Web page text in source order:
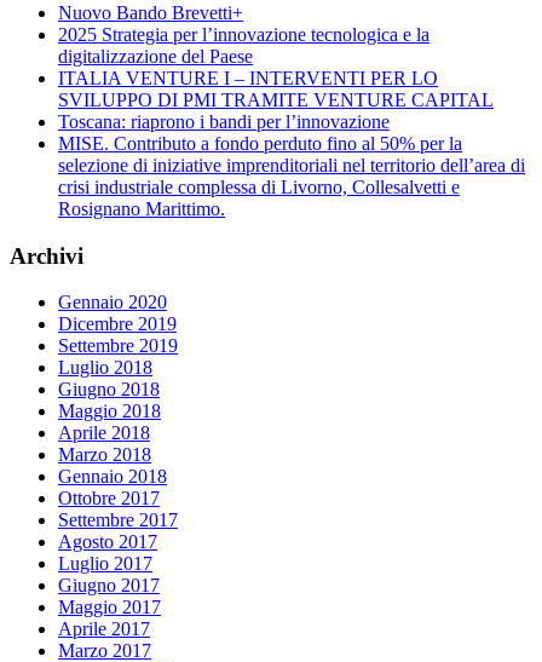
Nuovo Bando Brevetti+
2025 Strategia per l’innovazione tecnologica e la
digitalizzazione del Paese
ITALIA VENTURE I – INTERVENTI PER LO
SVILUPPO DI PMI TRAMITE VENTURE CAPITAL
Toscana: riaprono i bandi per l’innovazione
MISE. Contributo a fondo perduto fino al 50% per la
selezione di iniziative imprenditoriali nel territorio dell’area di
crisi industriale complessa di Livorno, Collesalvetti e
Rosignano Marittimo.
Archivi
Gennaio 2020
Dicembre 2019
Settembre 2019
Luglio 2018
Giugno 2018
Maggio 2018
Aprile 2018
Marzo 2018
Gennaio 2018
Ottobre 2017
Settembre 2017
Agosto 2017
Luglio 2017
Giugno 2017
Maggio 2017
Aprile 2017
Marzo 2017